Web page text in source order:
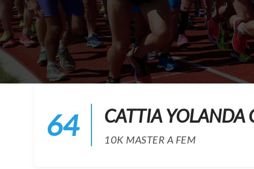
64 CATTIA YOLANDA
10K MASTER A FEM